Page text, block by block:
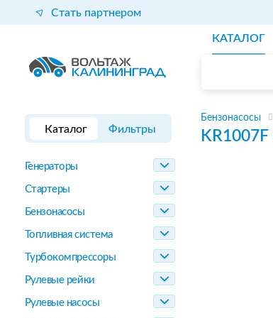
Стать партнером
КАТАЛОГ
Каталог Фильтры
Генераторы
Стартеры
Бензонасосы
Топливная система
Турбокомпрессоры
Рулевые рейки
Рулевые насосы
Бензонасосы
KR1007F